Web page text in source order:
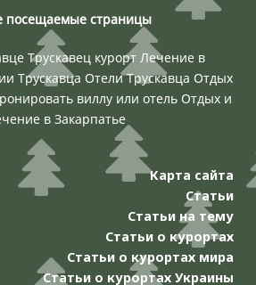
посещаемые страницы
Трускавец курорт Лечение в
Трускавца Отели Трускавца Отдых
виллу или отель Отдых и
в Закарпатье
Карта сайта
Статьи
Статьи на тему
Статьи о курортах
Статьи о курортах мира
Статьи о курортах Украины